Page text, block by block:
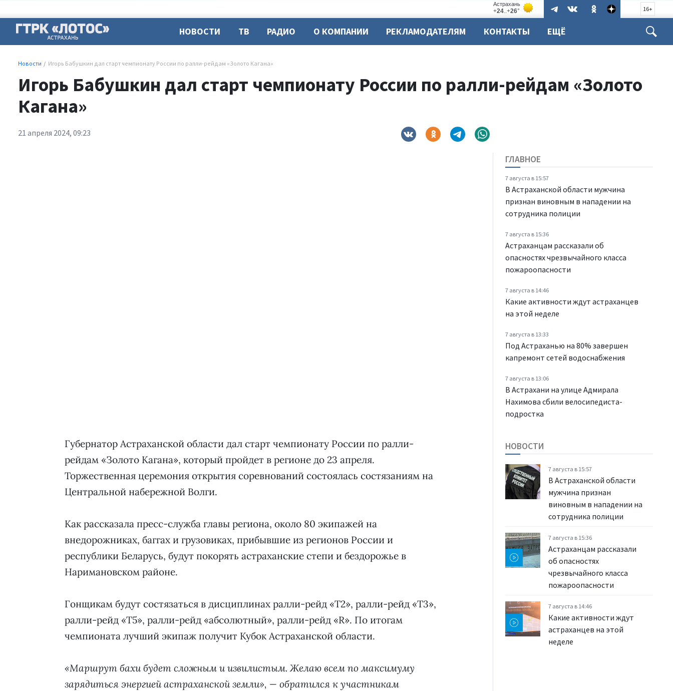
16+
НОВОСТИ ТВ РАДИО О КОМПАНИИ РЕКЛАМОДАТЕЛЯМ КОНТАКТЫ ЕЩЁ
Новости Игорь Бабушкин дал старт чемпионату России по ралли-рейдам «Золото Кагана»
Игорь Бабушкин дал старт чемпионату России по ралли-рейдам «Золото
Кагана»
21 апреля 2024, 09:23
ГЛАВНОЕ
7 августа в 15:57
В Астраханской области мужчина
признан виновным в нападении на
сотрудника полиции
7 августа в 15:36
Астраханцам рассказали об
опасностях чрезвычайного класса
пожароопасности
7 августа в 14:46
Какие активности ждут астраханцев
на этой неделе
7 августа в 13:33
Под Астраханью на 80% завершен
капремонт сетей водоснабжения
7 августа в 13:06
В Астрахани на улице Адмирала
Нахимова сбили велосипедиста-
подростка
Губернатор Астраханской области дал старт чемпионату России по ралли-
рейдам «Золото Кагана», который пройдет в регионе до 23 апреля.
Торжественная церемония открытия соревнований состоялась состязаниям на
Центральной набережной Волги.
Как рассказала пресс-служба главы региона, около 80 экипажей на
внедорожниках, баггах и грузовиках, прибывшие из регионов России и
республики Беларусь, будут покорять астраханские степи и бездорожье в
Наримановском районе.
Гонщикам будут состязаться в дисциплинах ралли-рейд «Т2», ралли-рейд «Т3»,
ралли-рейд «Т5», ралли-рейд «абсолютный», ралли-рейд «R». По итогам
чемпионата лучший экипаж получит Кубок Астраханской области.
«Маршрут бахи будет сложным и извилистым. Желаю всем по максимуму
зарядиться энергией астраханской земли», — обратился к участникам
НОВОСТИ
7 августа в 15:57
В Астраханской области
мужчина признан
виновным в нападении на
сотрудника полиции
7 августа в 15:36
Астраханцам рассказали
об опасностях
чрезвычайного класса
пожароопасности
7 августа в 14:46
Какие активности ждут
астраханцев на этой
неделе